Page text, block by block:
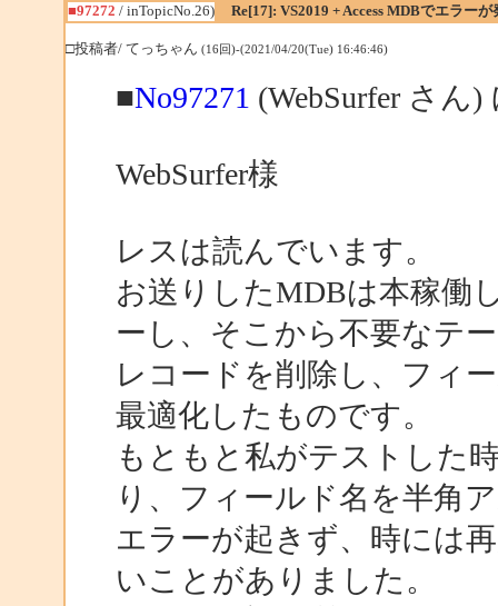
■97272 / inTopicNo.26) Re[17]: VS2019 + Access MDBでエラーが
□投稿者/ てっちゃん (16回)-(2021/04/20(Tue) 16:46:46)
■No97271 (WebSurfer さん)
WebSurfer様
レスは読んでいます。
お送りしたMDBは本稼働
ーし、そこから不要なテ
レコードを削除し、フィ
最適化したものです。
もともと私がテストした
り、フィールド名を半角
エラーが起きず、時には
いことがありました。